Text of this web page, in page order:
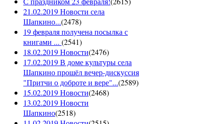
21.02.2019 Новости села
Шапкино...(2478)
19 февраля получена посылка с
книгами ... (2541)
18.02.2019 Новости(2476)
17.02.2019 В доме культуры села
Шапкино прошёл вечер-дискуссия
"Притчи о доброте и вере"...(2589)
15.02.2019 Новости(2468)
13.02.2019 Новости
Шапкино(2518)